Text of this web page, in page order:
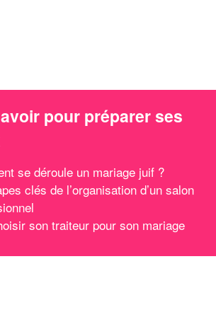
pour préparer ses
se déroule un mariage juif ?
clés de l’organisation d’un salon
son traiteur pour son mariage